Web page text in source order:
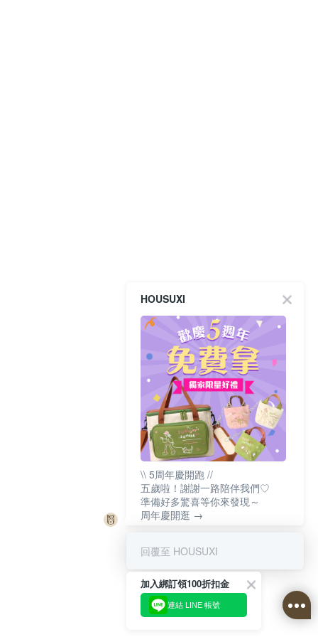
HOUSUXI
\\ 5周年慶開跑 //
五歲啦！謝謝一路陪伴我們♡
準備好多驚喜等你來發現～
周年慶開逛 →
回覆至 HOUSUXI
加入綁訂領100折扣金
連結 LINE 帳號